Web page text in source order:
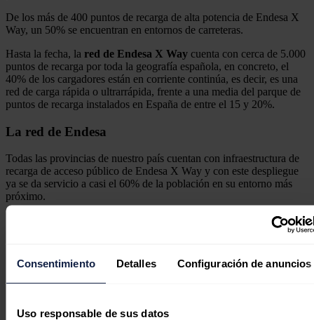
Consentimiento Detalles Configuración de anuncios
Uso responsable de sus datos
De los más de 400 puntos de recarga de alta potencia de Endesa X
Way, un 50% se encuentran en entornos de carreteras.
Hasta la fecha, la red de Endesa X Way cuenta con cerca de 5.000
puntos de recarga por toda la geografía española, en concreto, el
40% de los cargadores están en corriente continúa, es decir, es una
red de carga rápida o ultrarrápida, frente a una media del parque de
puntos de recarga instalados en España de entre el 15 y 20%.
La red de Endesa
Todas las provincias de nuestro país cuentan con infraestructura de
recarga de acceso público de Endesa X Way y con este despliegue
ya se da servicio a casi el 60% de la población en su entorno más
próximo.
Endesa X Way participará en la octava edición de la
Feria de Vehículos Eléctricos de Madrid
feria de Vehículos Eléctricos de Madrid (VEM 2023)